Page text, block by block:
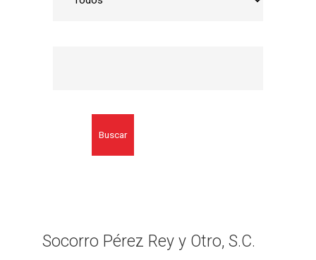
Buscar
Socorro Pérez Rey y Otro, S.C.